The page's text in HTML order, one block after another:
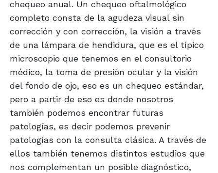
chequeo anual. Un chequeo oftalmológico
completo consta de la agudeza visual sin
corrección y con corrección, la visión a través
de una lámpara de hendidura, que es el típico
microscopio que tenemos en el consultorio
médico, la toma de presión ocular y la visión
del fondo de ojo, eso es un chequeo estándar,
pero a partir de eso es donde nosotros
también podemos encontrar futuras
patologías, es decir podemos prevenir
patologías con la consulta clásica. A través de
ellos también tenemos distintos estudios que
nos complementan un posible diagnóstico,